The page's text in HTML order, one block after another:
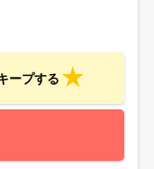
ープする